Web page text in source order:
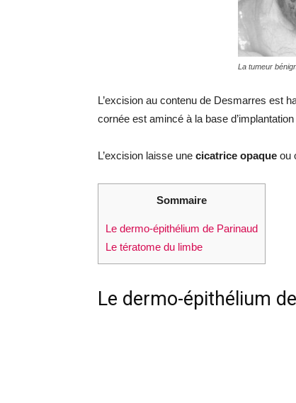
La tumeur
L’excision au contenu de Desmarres est
cornée est amincé à la base
L’excision laisse une cicatrice opaque ou
Sommaire
Le dermo-épithélium de Parinaud
Le tératome du limbe
Le dermo-épithélium